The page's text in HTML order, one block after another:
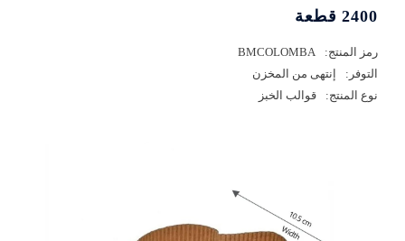
2400 قطعة
رمز المنتج:
BMCOLOMBA
التوفر:
إنتهى من المخزن
نوع المنتج:
قوالب الخبز